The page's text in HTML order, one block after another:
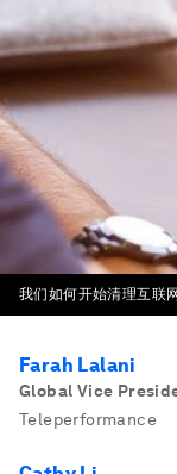
我们如何开始清理互联
Farah Lalani
Global Vice
Teleperformance